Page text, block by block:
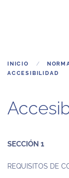
INICIO
ACCESIBILIDAD
SECCIÓN 1
REQUISITOS DE